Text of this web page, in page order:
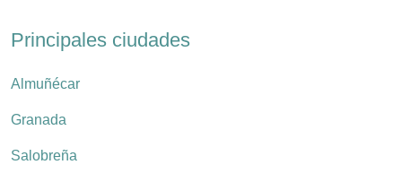
Principales ciudades
Almuñécar
Granada
Salobreña